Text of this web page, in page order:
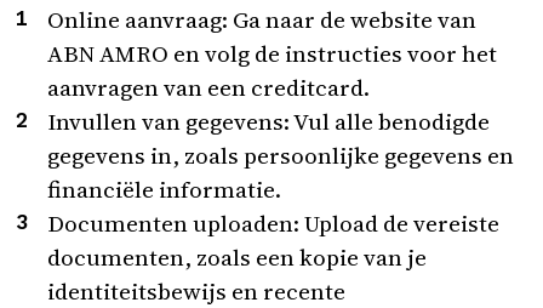
Online aanvraag: Ga naar de website van
ABN AMRO en volg de instructies voor het
aanvragen van een creditcard.
Invullen van gegevens: Vul alle benodigde
gegevens in, zoals persoonlijke gegevens en
financiële informatie.
Documenten uploaden: Upload de vereiste
documenten, zoals een kopie van je
identiteitsbewijs en recente